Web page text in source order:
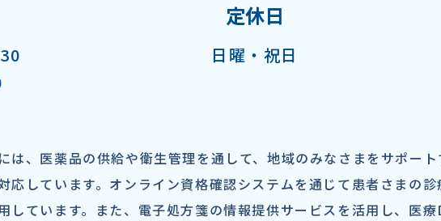
定休日
日曜・祝日
は、医薬品の供給や衛生管理を通して、地域のみなさまをサポー
応しています。オンライン資格確認システムを通じて患者さまの
しています。また、電子処方箋の情報提供サービスを活用し、医